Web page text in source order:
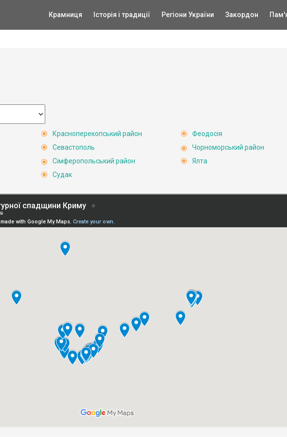
Крамниця Історія і традиції Регіони України Закордон
Красноперекопський район
Севастополь
Сімферопольський район
Судак
Феодосія
Чорноморський район
Ялта